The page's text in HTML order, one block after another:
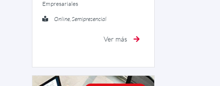
Empresariales
Online, Semipresencial
Ver más